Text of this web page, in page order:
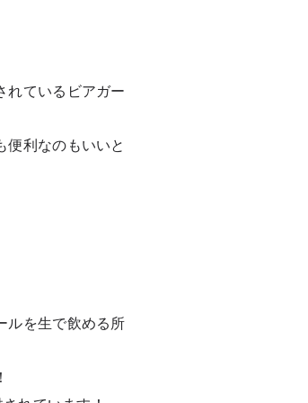
れているビアガー
利なのもいいと
ルを生で飲める所